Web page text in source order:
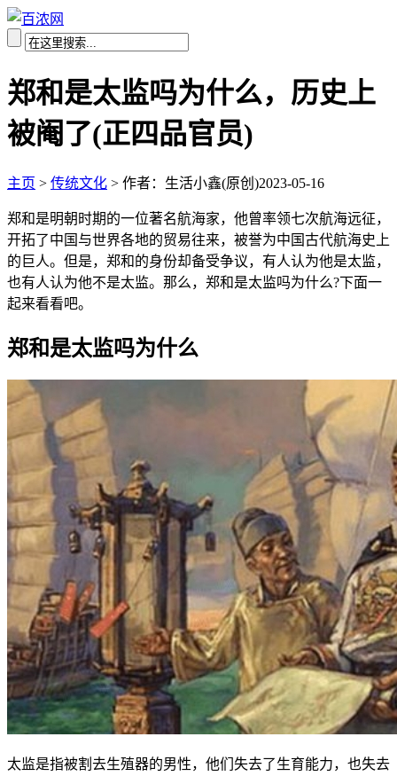
郑和是太监吗为什么，历史上
被阉了(正四品官员)
主页 > 传统文化 > 作者：生活小鑫(原创)2023-05-16
郑和是明朝时期的一位著名航海家，他曾率领七次航海远征，
开拓了中国与世界各地的贸易往来，被誉为中国古代航海史上
的巨人。但是，郑和的身份却备受争议，有人认为他是太监，
也有人认为他不是太监。那么，郑和是太监吗为什么?下面一
起来看看吧。
郑和是太监吗为什么
太监是指被割去生殖器的男性，他们失去了生育能力，也失去